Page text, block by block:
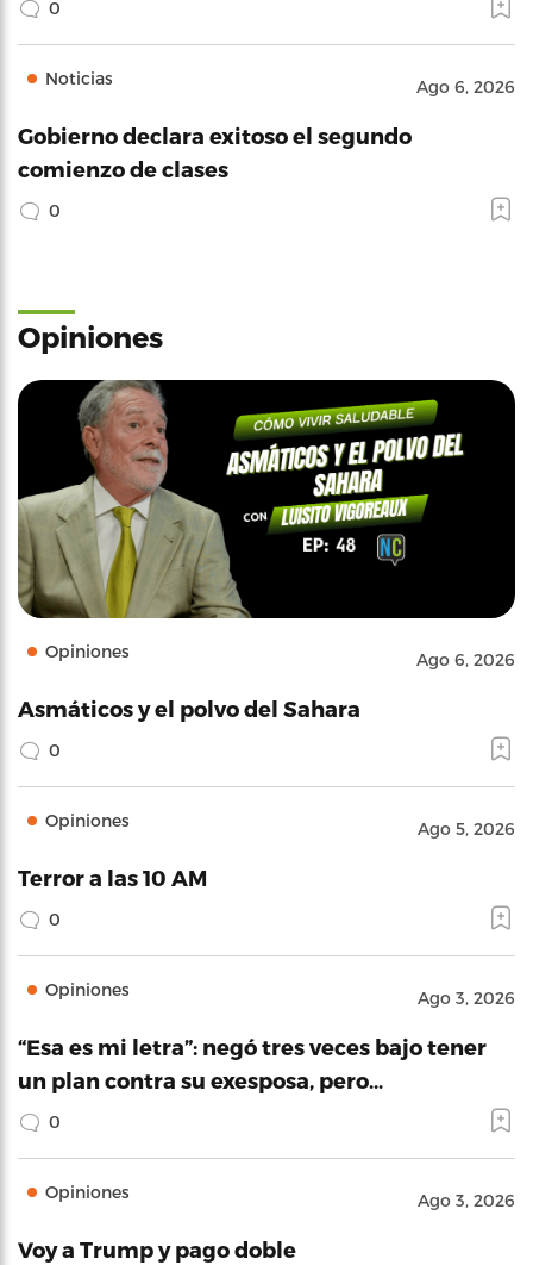
0
Noticias Ago 6, 2026
Gobierno declara exitoso el segundo
comienzo de clases
0
Opiniones
Opiniones Ago 6, 2026
Asmáticos y el polvo del Sahara
0
Opiniones Ago 5, 2026
Terror a las 10 AM
0
Opiniones Ago 3, 2026
“Esa es mi letra”: negó tres veces bajo tener
un plan contra su exesposa, pero…
0
Opiniones Ago 3, 2026
Voy a Trump y pago doble